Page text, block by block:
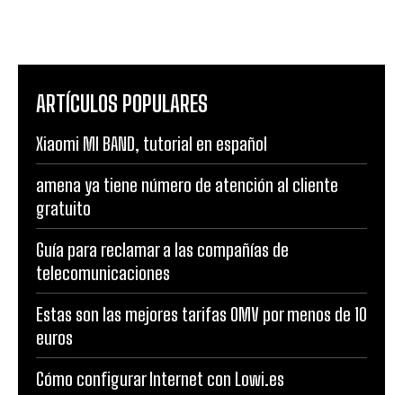
ARTÍCULOS POPULARES
Xiaomi MI BAND, tutorial en español
amena ya tiene número de atención al cliente
gratuito
Guía para reclamar a las compañías de
telecomunicaciones
Estas son las mejores tarifas OMV por menos de 10
euros
Cómo configurar Internet con Lowi.es